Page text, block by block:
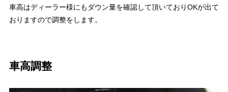
車高はディーラー様にもダウン量を確認して頂いておりOKが出て
おりますので調整をします。
車高調整